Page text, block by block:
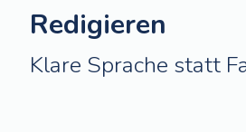
Redigieren
Klare Sprache statt